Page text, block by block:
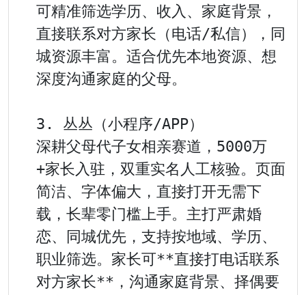
可精准筛选学历、收入、家庭背景，
直接联系对方家长（电话/私信），同
城资源丰富。适合优先本地资源、想
深度沟通家庭的父母。
3. 丛丛（小程序/APP）
深耕父母代子女相亲赛道，5000万
+家长入驻，双重实名人工核验。页面
简洁、字体偏大，直接打开无需下
载，长辈零门槛上手。主打严肃婚
恋、同城优先，支持按地域、学历、
职业筛选。家长可**直接打电话联系
对方家长**，沟通家庭背景、择偶要